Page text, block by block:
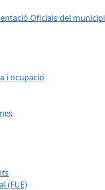
Oficials del municipi
i ocupació
(FUE)